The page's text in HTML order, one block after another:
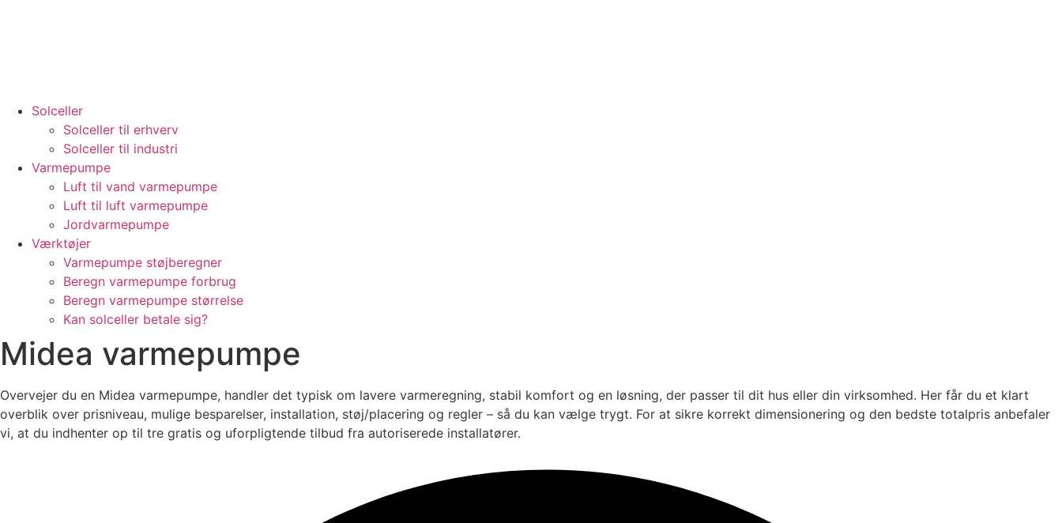
Solceller
Solceller til erhverv
Solceller til industri
Varmepumpe
Luft til vand varmepumpe
Luft til luft varmepumpe
Jordvarmepumpe
Værktøjer
Varmepumpe støjberegner
Beregn varmepumpe forbrug
Beregn varmepumpe størrelse
Kan solceller betale sig?
Midea varmepumpe
Overvejer du en Midea varmepumpe, handler det typisk om lavere varmeregning, stabil komfort og en løsning, der passer til dit hus eller din virksomhed. Her får du et klart
overblik over prisniveau, mulige besparelser, installation, støj/placering og regler – så du kan vælge trygt. For at sikre korrekt dimensionering og den bedste totalpris anbefaler
vi, at du indhenter op til tre gratis og uforpligtende tilbud fra autoriserede installatører.